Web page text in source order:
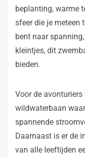
beplanting, warme
sfeer die je meteen
bent naar
kleintjes, dit
bieden.
Voor de
wildwaterbaan
spannende
Daarnaast is er de
van alle leeftijden